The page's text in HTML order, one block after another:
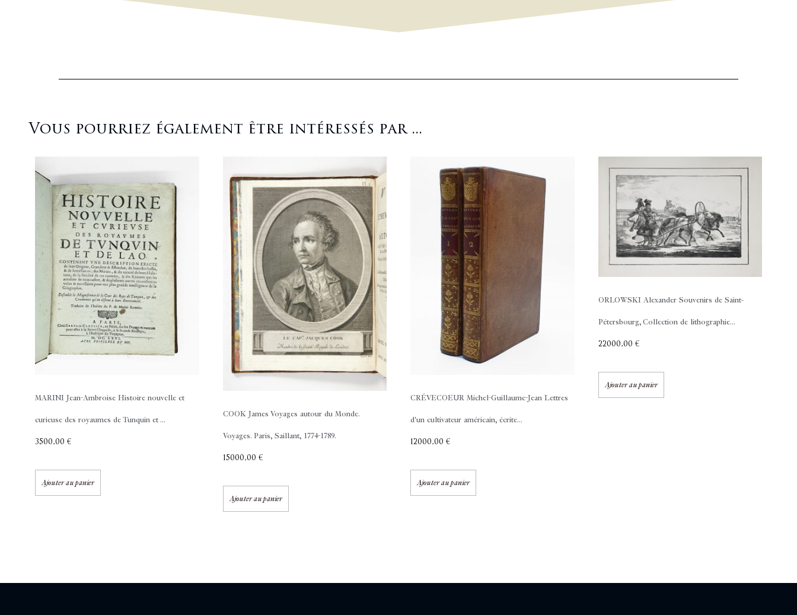
Vous pourriez également être intéressés par ...
MARINI Jean-Ambroise Histoire nouvelle et
curieuse des royaumes de Tunquin et ...
3500,00 €
Ajouter au panier
COOK James Voyages autour du Monde.
Voyages. Paris, Saillant, 1774-1789.
15000,00 €
Ajouter au panier
CRÉVECOEUR Michel-Guillaume-Jean Lettres
d'un cultivateur américain, écrite...
12000,00 €
Ajouter au panier
ORLOWSKI AlexanderSouvenirs de Saint-
Pétersbourg, Collection de lithographie...
22000,00 €
Ajouter au panier